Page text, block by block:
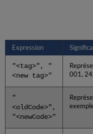
Expression
"<tag>", "
<new tag>"
001,
"
<oldCode>",
"<newCode>"